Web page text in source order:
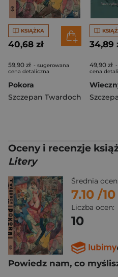
KSIĄŻKA
40,68 zł
59,90 zł - sugerowana
cena detaliczna
Pokora
Szczepan Twardoch
34,89
49,90 zł
cena
Oceny i recenzje
Litery
Średnia ocen:
7.10 /10
Liczba ocen:
10
Powiedz nam, co